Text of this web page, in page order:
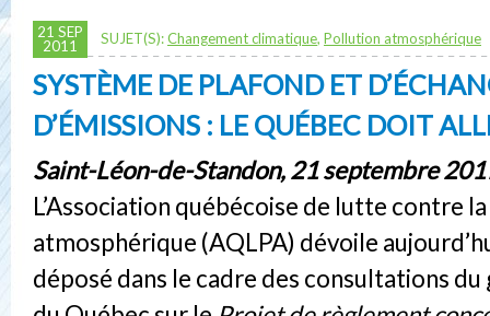
21 SEP
2011
SUJET(S):Changement climatique, Pollution atmosphérique
SYSTÈME DE PLAFOND ET
D’ÉMISSIONS : LE QUÉBEC DOIT
Saint-Léon-de-Standon, 21 septembre
L’Association québécoise de lutte contre
atmosphérique (AQLPA) dévoile
déposé dans le cadre des consultations